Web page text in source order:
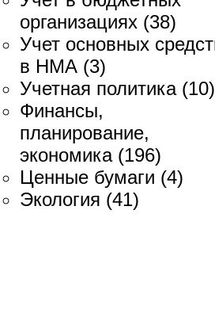
организациях (38)
Учет основных
в НМА (3)
Учетная политика(10)
Финансы,
планирование,
экономика(196)
Ценные бумаги (4)
Экология (41)